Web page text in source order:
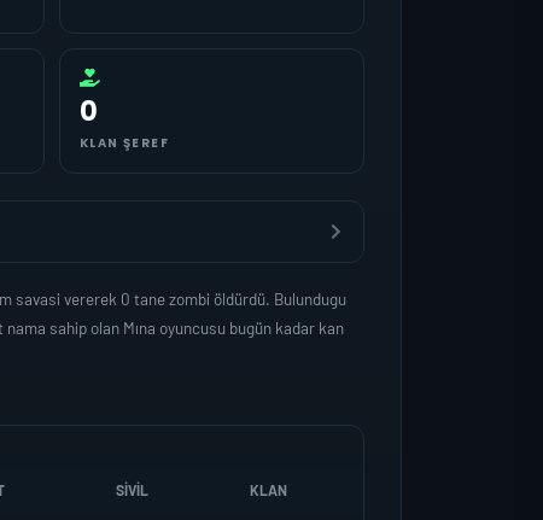
0
KLAN ŞEREF
savasi vererek 0 tane zombi öldürdü. Bulundugu
sahip olan Mına oyuncusu bugün kadar kan
SIVIL KLAN